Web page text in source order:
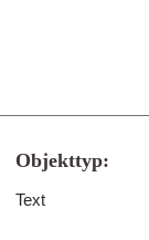
Objekttyp:
Text